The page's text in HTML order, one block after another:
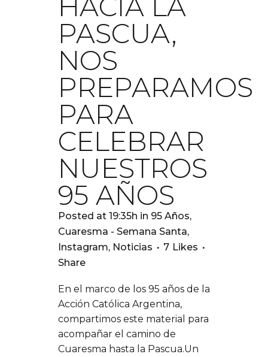
PASCUA,
NOS
PREPARAMOS
PARA
CELEBRAR
NUESTROS
95 AÑOS
Posted at 19:35h in 95 Años,
Cuaresma - Semana Santa,
Instagram, Noticias 7 Likes
Share
En el marco de los 95 años de la
Acción Católica Argentina,
compartimos este material para
acompañar el camino de
Cuaresma hasta la Pascua.Un